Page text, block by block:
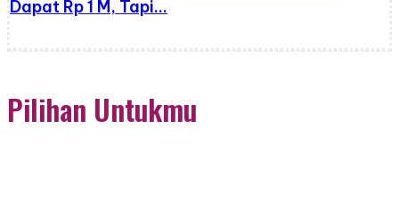
Dapat Rp 1 M, Tapi…
Pilihan Untukmu